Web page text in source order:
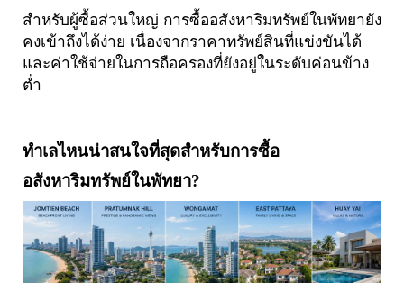
สำหรับผู้ซื้อส่วนใหญ่ การซื้ออสังหาริมทรัพย์ในพัทยายัง
คงเข้าถึงได้ง่าย เนื่องจากราคาทรัพย์สินที่แข่งขันได้
และค่าใช้จ่ายในการถือครองที่ยังอยู่ในระดับค่อนข้าง
ต่ำ
ทำเลไหนน่าสนใจที่สุดสำหรับการซื้อ
อสังหาริมทรัพย์ในพัทยา?